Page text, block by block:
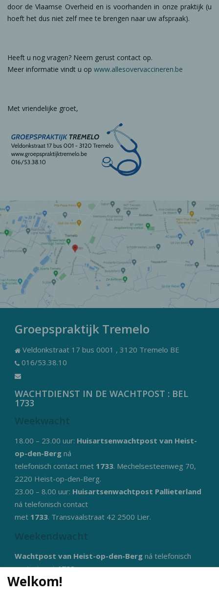
door de Vlaamse Overheid en is voorhanden in onze praktijk (u
hoeft het dus niet zelf mee te brengen naar uw afspraak).
Heeft u nog vragen? Neem gerust contact op.
Meer informatie vindt u op www.allesovervaccineren.be
Met vriendelijke groet,
Groepspraktijk Tremelo
Veldonkstraat 17 bus 0001 , 3120 Tremelo BE
016/53.38.10
WACHTDIENST IN DE WACHTPOST : BEL
1733
Weekwacht
18.00 – 23.00 uur: Huisartsenwachtpost van Heist-
op-den-Berg ná
telefonisch contact met 1733. Mechelsesteenweg 70,
2220 Heist-op-den-Berg.
23.00 – 8.00 uur: Huisartsenwachtpost Pallieterland
ná telefonisch contact
met 1733. Transvaalstraat 42 2500 Lier.
Weekendwacht
Wachtpost van Heist-op-den-Berg ná telefonisch
contact met1733.
Bijkomende informatie:
Welkom!